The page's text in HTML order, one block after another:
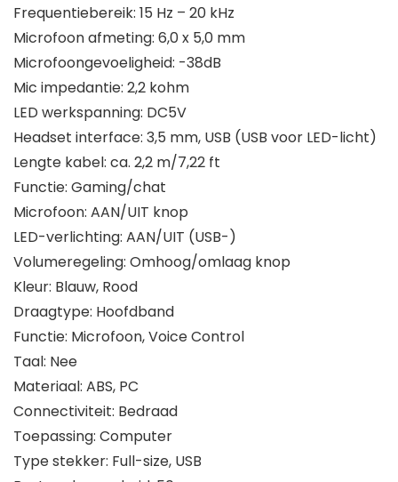
Frequentiebereik: 15 Hz – 20 kHz
Microfoon afmeting: 6,0 x 5,0 mm
Microfoongevoeligheid: -38dB
Mic impedantie: 2,2 kohm
LED werkspanning: DC5V
Headset interface: 3,5 mm, USB (USB voor LED-licht)
Lengte kabel: ca. 2,2 m/7,22 ft
Functie: Gaming/chat
Microfoon: AAN/UIT knop
LED-verlichting: AAN/UIT (USB-)
Volumeregeling: Omhoog/omlaag knop
Kleur: Blauw, Rood
Draagtype: Hoofdband
Functie: Microfoon, Voice Control
Taal: Nee
Materiaal: ABS, PC
Connectiviteit: Bedraad
Toepassing: Computer
Type stekker: Full-size, USB